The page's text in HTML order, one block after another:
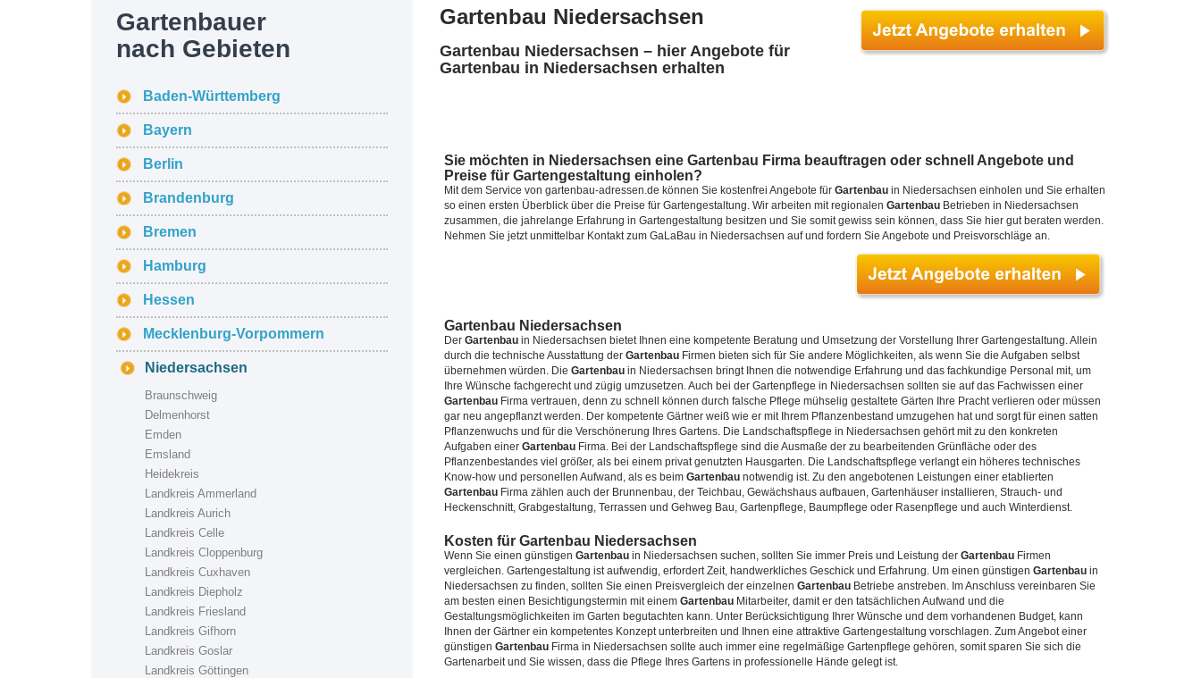
Gartenbauer
nach Gebieten
Baden-Württemberg
Bayern
Berlin
Brandenburg
Bremen
Hamburg
Hessen
Mecklenburg-Vorpommern
Niedersachsen
Braunschweig
Delmenhorst
Emden
Emsland
Heidekreis
Landkreis Ammerland
Landkreis Aurich
Landkreis Celle
Landkreis Cloppenburg
Landkreis Cuxhaven
Landkreis Diepholz
Landkreis Friesland
Landkreis Gifhorn
Landkreis Goslar
Landkreis Göttingen
Gartenbau Niedersachsen
Gartenbau Niedersachsen – hier Angebote für
Gartenbau in Niedersachsen erhalten
Sie möchten in Niedersachsen eine Gartenbau Firma beauftragen oder schnell Angebote und
Preise für Gartengestaltung einholen?
Mit dem Service von gartenbau-adressen.de können Sie kostenfrei Angebote für Gartenbau in Niedersachsen einholen und Sie erhalten
so einen ersten Überblick über die Preise für Gartengestaltung. Wir arbeiten mit regionalen Gartenbau Betrieben in Niedersachsen
zusammen, die jahrelange Erfahrung in Gartengestaltung besitzen und Sie somit gewiss sein können, dass Sie hier gut beraten werden.
Nehmen Sie jetzt unmittelbar Kontakt zum GaLaBau in Niedersachsen auf und fordern Sie Angebote und Preisvorschläge an.
Gartenbau Niedersachsen
Der Gartenbau in Niedersachsen bietet Ihnen eine kompetente Beratung und Umsetzung der Vorstellung Ihrer Gartengestaltung. Allein
durch die technische Ausstattung der Gartenbau Firmen bieten sich für Sie andere Möglichkeiten, als wenn Sie die Aufgaben selbst
übernehmen würden. Die Gartenbau in Niedersachsen bringt Ihnen die notwendige Erfahrung und das fachkundige Personal mit, um
Ihre Wünsche fachgerecht und zügig umzusetzen. Auch bei der Gartenpflege in Niedersachsen sollten sie auf das Fachwissen einer
Gartenbau Firma vertrauen, denn zu schnell können durch falsche Pflege mühselig gestaltete Gärten Ihre Pracht verlieren oder müssen
gar neu angepflanzt werden. Der kompetente Gärtner weiß wie er mit Ihrem Pflanzenbestand umzugehen hat und sorgt für einen satten
Pflanzenwuchs und für die Verschönerung Ihres Gartens. Die Landschaftspflege in Niedersachsen gehört mit zu den konkreten
Aufgaben einer Gartenbau Firma. Bei der Landschaftspflege sind die Ausmaße der zu bearbeitenden Grünfläche oder des
Pflanzenbestandes viel größer, als bei einem privat genutzten Hausgarten. Die Landschaftspflege verlangt ein höheres technisches
Know-how und personellen Aufwand, als es beim Gartenbau notwendig ist. Zu den angebotenen Leistungen einer etablierten
Gartenbau Firma zählen auch der Brunnenbau, der Teichbau, Gewächshaus aufbauen, Gartenhäuser installieren, Strauch- und
Heckenschnitt, Grabgestaltung, Terrassen und Gehweg Bau, Gartenpflege, Baumpflege oder Rasenpflege und auch Winterdienst.
Kosten für Gartenbau Niedersachsen
Wenn Sie einen günstigen Gartenbau in Niedersachsen suchen, sollten Sie immer Preis und Leistung der Gartenbau Firmen
vergleichen. Gartengestaltung ist aufwendig, erfordert Zeit, handwerkliches Geschick und Erfahrung. Um einen günstigen Gartenbau in
Niedersachsen zu finden, sollten Sie einen Preisvergleich der einzelnen Gartenbau Betriebe anstreben. Im Anschluss vereinbaren Sie
am besten einen Besichtigungstermin mit einem Gartenbau Mitarbeiter, damit er den tatsächlichen Aufwand und die
Gestaltungsmöglichkeiten im Garten begutachten kann. Unter Berücksichtigung Ihrer Wünsche und dem vorhandenen Budget, kann
Ihnen der Gärtner ein kompetentes Konzept unterbreiten und Ihnen eine attraktive Gartengestaltung vorschlagen. Zum Angebot einer
günstigen Gartenbau Firma in Niedersachsen sollte auch immer eine regelmäßige Gartenpflege gehören, somit sparen Sie sich die
Gartenarbeit und Sie wissen, dass die Pflege Ihres Gartens in professionelle Hände gelegt ist.